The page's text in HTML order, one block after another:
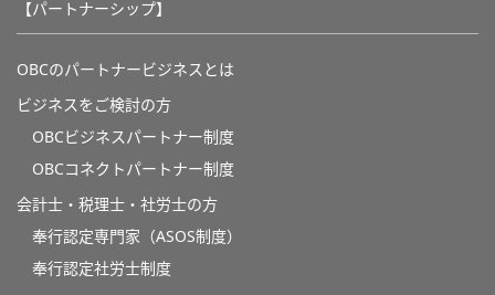
【パートナーシップ】
OBCのパートナービジネスとは
ビジネスをご検討の方
OBCビジネスパートナー制度
OBCコネクトパートナー制度
会計士・税理士・社労士の方
奉行認定専門家（ASOS制度）
奉行認定社労士制度